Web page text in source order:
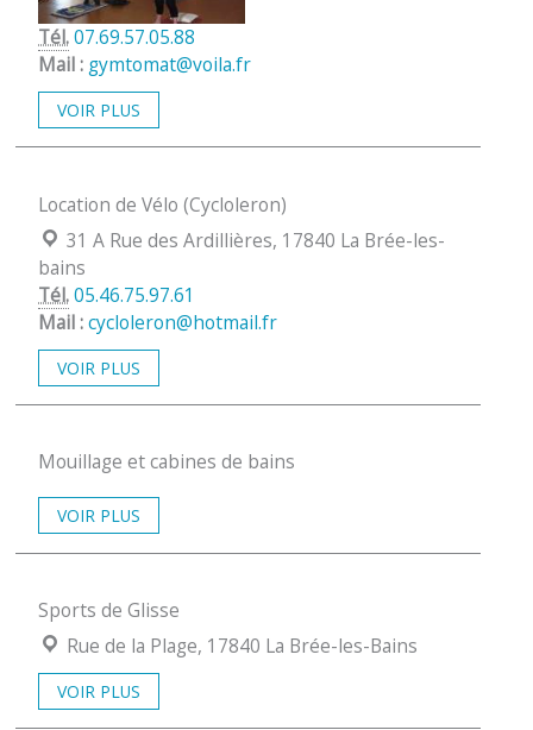
Tél.07.69.57.05.88
Mail : gymtomat@voila.fr
VOIR PLUS
Location de Vélo (Cycloleron)
Localisation :
31 A Rue des Ardillières, 17840 La Brée-les-
bains
Tél.05.46.75.97.61
Mail :cycloleron@hotmail.fr
VOIR PLUS
Mouillage et cabines de bains
VOIR PLUS
Sports de Glisse
Localisation :
Rue de la Plage, 17840 La Brée-les-Bains
VOIR PLUS